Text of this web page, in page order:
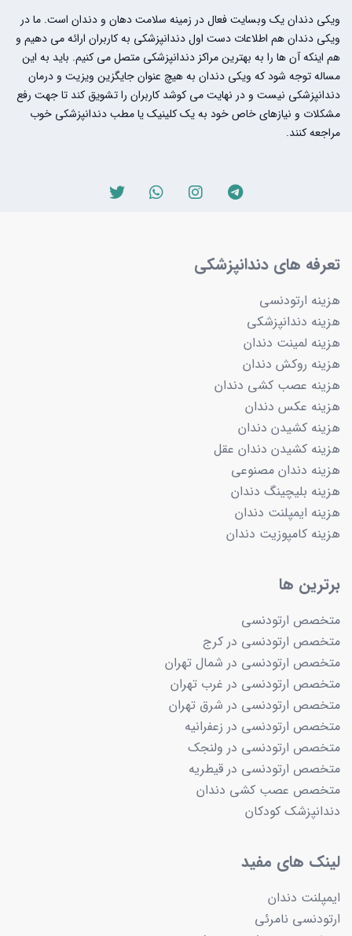
ویکی دندان یک وبسایت فعال در زمینه سلامت دهان و دندان است. ما در
ویکی دندان هم اطلاعات دست اول دندانپزشکی به کاربران ارائه می دهیم و
هم اینکه آن ها را به بهترین مراکز دندانپزشکی متصل می کنیم. باید به این
مساله توجه شود که ویکی دندان به هیچ عنوان جایگزین ویزیت و درمان
دندانپزشکی نیست و در نهایت می کوشد کاربران را تشویق کند تا جهت رفع
مشکلات و نیازهای خاص خود به یک کلینیک یا مطب دندانپزشکی خوب
مراجعه کنند.
تعرفه های دندانپزشکی
هزینه ارتودنسی
هزینه دندانپزشکی
هزینه لمینت دندان
هزینه روکش دندان
هزینه عصب کشی دندان
هزینه عکس دندان
هزینه کشیدن دندان
هزینه کشیدن دندان عقل
هزینه دندان مصنوعی
هزینه بلیچینگ دندان
هزینه ایمپلنت دندان
هزینه کامپوزیت دندان
برترین ها
متخصص ارتودنسی
متخصص ارتودنسی در کرج
متخصص ارتودنسی در شمال تهران
متخصص ارتودنسی در غرب تهران
متخصص ارتودنسی در شرق تهران
متخصص ارتودنسی در زعفرانیه
متخصص ارتودنسی در ولنجک
متخصص ارتودنسی در قیطریه
متخصص عصب کشی دندان
دندانپزشک کودکان
لینک های مفید
ایمپلنت دندان
ارتودنسی نامرئی